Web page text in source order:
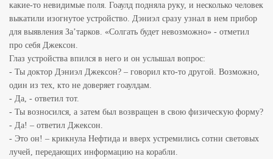
какие-то невидимые поля. Гоаулд подняла руку, и несколько человек
выкатили изогнутое устройство. Дэниэл сразу узнал в нем прибор
для выявления За’тарков. «Солгать будет невозможно» - отметил
про себя Джексон.
Глаз устройства впился в него и он услышал вопрос:
- Ты доктор Дэниэл Джексон? – говорил кто-то другой. Возможно,
один из тех, кто не доверяет гоаулдам.
- Да, - ответил тот.
- Ты возносился, а затем был возвращен в свою физическую форму?
- Да! – ответил Джексон.
- Это он! – крикнула Нефтида и вверх устремились сотни световых
лучей, передающих информацию на корабли.